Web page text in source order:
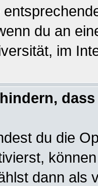
du an
im
du die
dann als